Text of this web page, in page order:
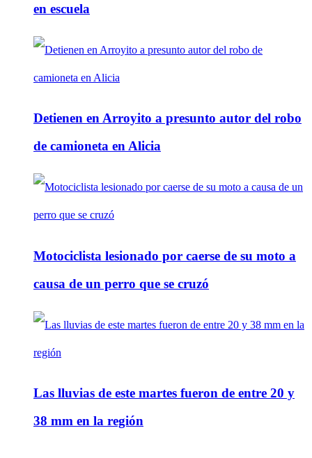
en escuela
Detienen en Arroyito a presunto autor del robo
de camioneta en Alicia
Motociclista lesionado por caerse de su moto a
causa de un perro que se cruzó
Las lluvias de este martes fueron de entre 20 y
38 mm en la región